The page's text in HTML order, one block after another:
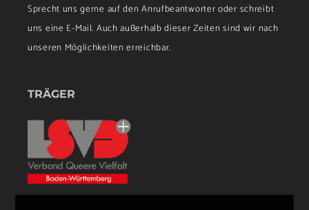
Sprecht uns gerne auf den Anrufbeantworter oder schreibt
uns eine E-Mail. Auch außerhalb dieser Zeiten sind wir nach
unseren Möglichkeiten erreichbar.
TRÄGER